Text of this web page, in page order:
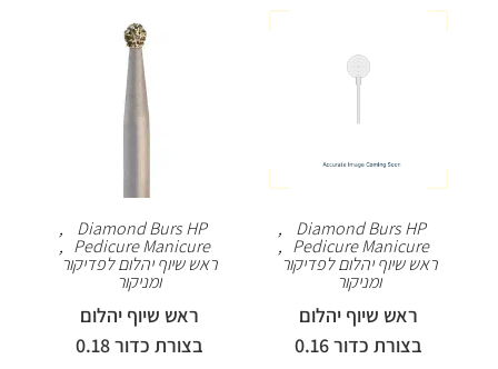
Diamond Burs HP
,
Pedicure Manicure
,
ראש שיוף יהלום לפדיקור
ומניקור
ראש שיוף יהלום
בצורת כדור 0.16
Diamond Burs HP
,
Pedicure Manicure
,
ראש שיוף יהלום לפדיקור
ומניקור
ראש שיוף יהלום
בצורת כדור 0.18